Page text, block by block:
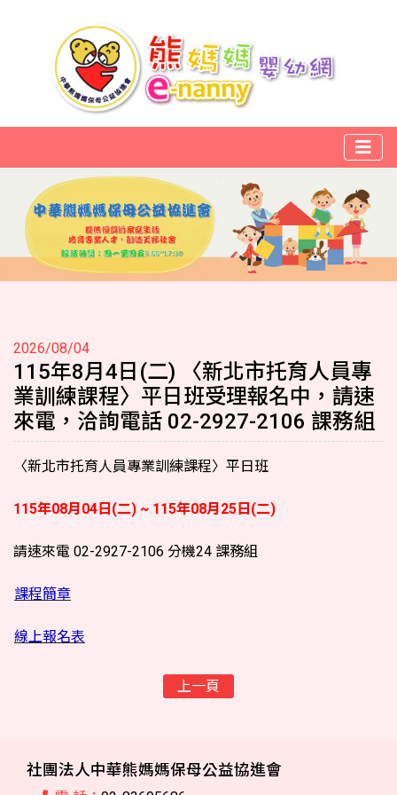
2026/08/04
115年8月4日(二) 〈新北市托育人員專
業訓練課程〉平日班受理報名中，請速
來電，洽詢電話 02-2927-2106 課務組
〈新北市托育人員專業訓練課程〉平日班
115年08月04日(二) ~ ​115年08月25日(二)
請速來電 02-2927-2106 分機24 課務組
課程簡章
線上報名表
上一頁
社團法人中華熊媽媽保母公益協進會